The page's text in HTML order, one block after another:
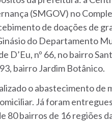
(SMGOV) no
de doações de
do Departamento
D’Eu, nº 66, no bairro
bairro Jardim Botânico.
o abastecimento de
Já foram
80 bairros de 16 regiões